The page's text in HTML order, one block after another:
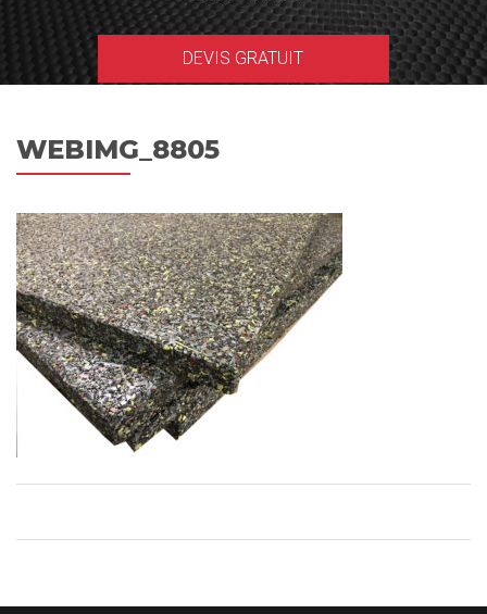
DEVIS GRATUIT
WEBIMG_8805